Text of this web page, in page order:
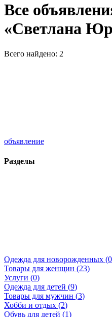
Все
«Светлана
Всего найдено: 2
объявление
Разделы
Одежда для новорожденных (0
Товары для женщин (23)
Услуги (0)
Одежда для детей (9)
Товары для мужчин (3)
Хобби и отдых (2)
Обувь для детей (1)